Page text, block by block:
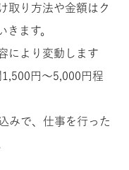
取り方法や金額はク
きます。
により変動します
円〜5,000円程
みで、仕事を行った